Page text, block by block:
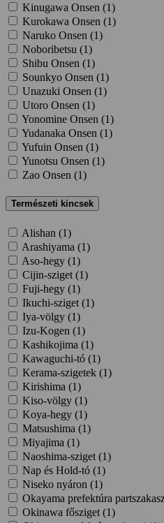
Kinugawa Onsen (1)
Kurokawa Onsen (1)
Naruko Onsen (1)
Noboribetsu (1)
Shibu Onsen (1)
Sounkyo Onsen (1)
Unazuki Onsen (1)
Utoro Onsen (1)
Yonomine Onsen (1)
Yudanaka Onsen (1)
Yufuin Onsen (1)
Yunotsu Onsen (1)
Zao Onsen (1)
Természeti kincsek
Alishan (1)
Arashiyama (1)
Aso-hegy (1)
Cijin-sziget (1)
Fuji-hegy (1)
Ikuchi-sziget (1)
Iya-völgy (1)
Izu-Kogen (1)
Kashikojima (1)
Kawaguchi-tó (1)
Kerama-szigetek (1)
Kirishima (1)
Kiso-völgy (1)
Koya-hegy (1)
Matsushima (1)
Miyajima (1)
Naoshima-sziget (1)
Nap és Hold-tó (1)
Niseko nyáron (1)
Okayama prefektúra
Okinawa fősziget (1)